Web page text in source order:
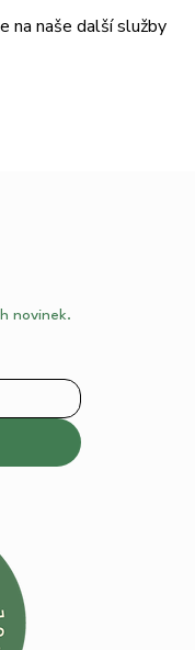
na naše další služby
novinek.